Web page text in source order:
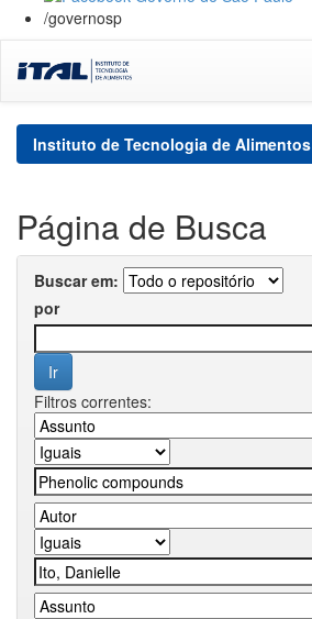
/governosp
navigation
Instituto de Tecnologia de Alimentos
Página de Busca
Buscar em:
por
Filtros correntes: